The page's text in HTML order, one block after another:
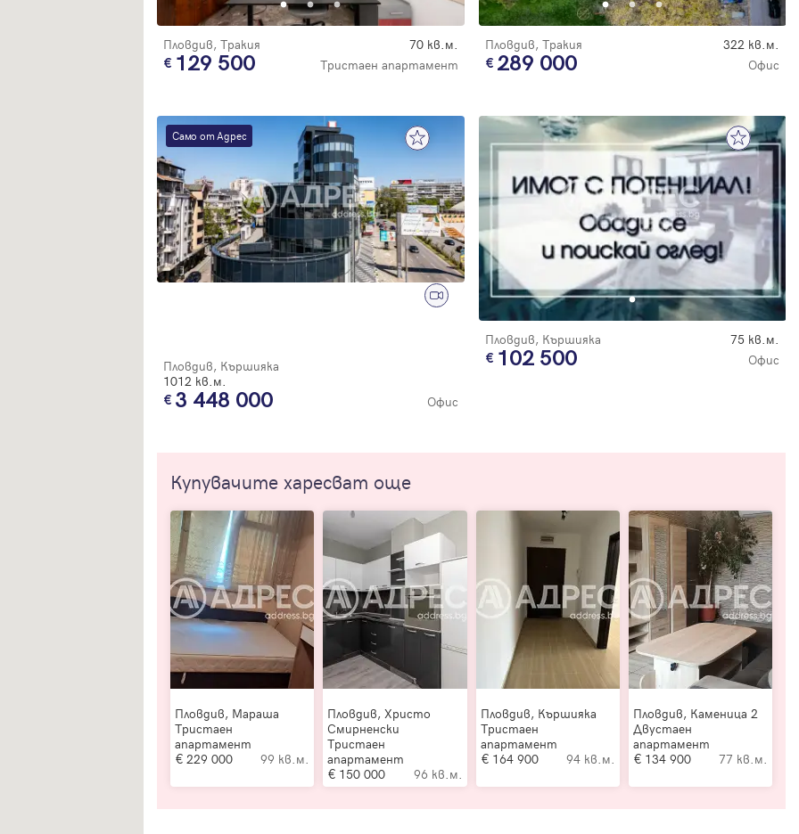
Пловдив, Тракия 70 кв.м.
129 500 Тристаен апартамент
Пловдив, Тракия 322 кв.м.
289 000 Офис
Само от Адрес
Пловдив, Кършияка
1012 кв.м.
3 448 000 Офис
Пловдив, Кършияка 75 кв.м.
102 500 Офис
Купувачите харесват още
Пловдив, Мараша
Тристаен
апартамент
229 000
99 кв.м.
Пловдив, Христо
Смирненски
Тристаен
апартамент
150 000
96 кв.м.
Пловдив, Кършияка
Тристаен
апартамент
164 900
94 кв.м.
Пловдив, Каменица 2
Двустаен
апартамент
134 900
77 кв.м.